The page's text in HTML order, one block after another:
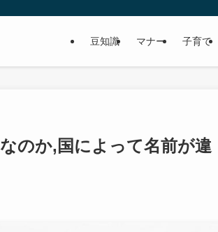
豆知識 マナー 子育て
のか,国によって名前が違